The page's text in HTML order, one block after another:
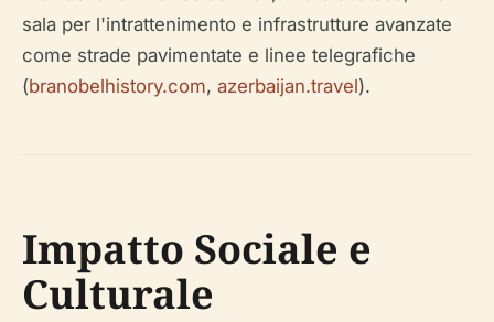
sala per l'intrattenimento e infrastrutture avanzate
come strade pavimentate e linee telegrafiche
(branobelhistory.com, azerbaijan.travel).
Impatto Sociale e
Culturale